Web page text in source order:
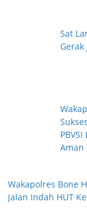
Sat
Gerak
Aman
Wakapolres Bone
Jalan Indah HUT